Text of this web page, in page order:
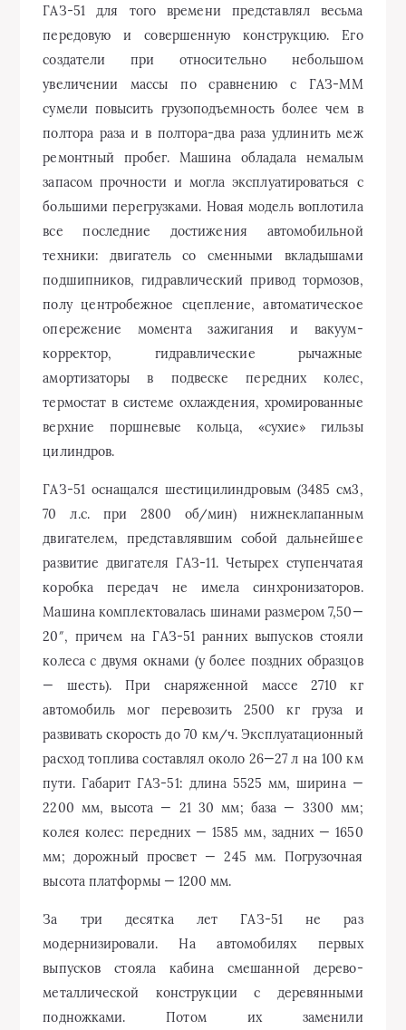
ГАЗ-51 для того времени представлял весьма
передовую и совершенную конструкцию. Его
создатели при относительно небольшом
увеличении массы по сравнению с ГАЗ-ММ
сумели повысить грузоподъемность более чем в
полтора раза и в полтора-два раза удлинить меж
ремонтный пробег. Машина обладала немалым
запасом прочности и могла эксплуатироваться с
большими перегрузками. Новая модель воплотила
все последние достижения автомобильной
техники: двигатель со сменными вкладышами
подшипников, гидравлический привод тормозов,
полу центробежное сцепление, автоматическое
опережение момента зажигания и вакуум-
корректор, гидравлические рычажные
амортизаторы в подвеске передних колес,
термостат в системе охлаждения, хромированные
верхние поршневые кольца, «сухие» гильзы
цилиндров.
ГАЗ-51 оснащался шестицилиндровым (3485 см3,
70 л.с. при 2800 об/мин) нижнеклапанным
двигателем, представлявшим собой дальнейшее
развитие двигателя ГАЗ-11. Четырех ступенчатая
коробка передач не имела синхронизаторов.
Машина комплектовалась шинами размером 7,50—
20″, причем на ГАЗ-51 ранних выпусков стояли
колеса с двумя окнами (у более поздних образцов
— шесть). При снаряженной массе 2710 кг
автомобиль мог перевозить 2500 кг груза и
развивать скорость до 70 км/ч. Эксплуатационный
расход топлива составлял около 26—27 л на 100 км
пути. Габарит ГАЗ-51: длина 5525 мм, ширина —
2200 мм, высота — 21 30 мм; база — 3300 мм;
колея колес: передних — 1585 мм, задних — 1650
мм; дорожный просвет — 245 мм. Погрузочная
высота платформы — 1200 мм.
За три десятка лет ГАЗ-51 не раз
модернизировали. На автомобилях первых
выпусков стояла кабина смешанной дерево-
металлической конструкции с деревянными
подножками. Потом их заменили